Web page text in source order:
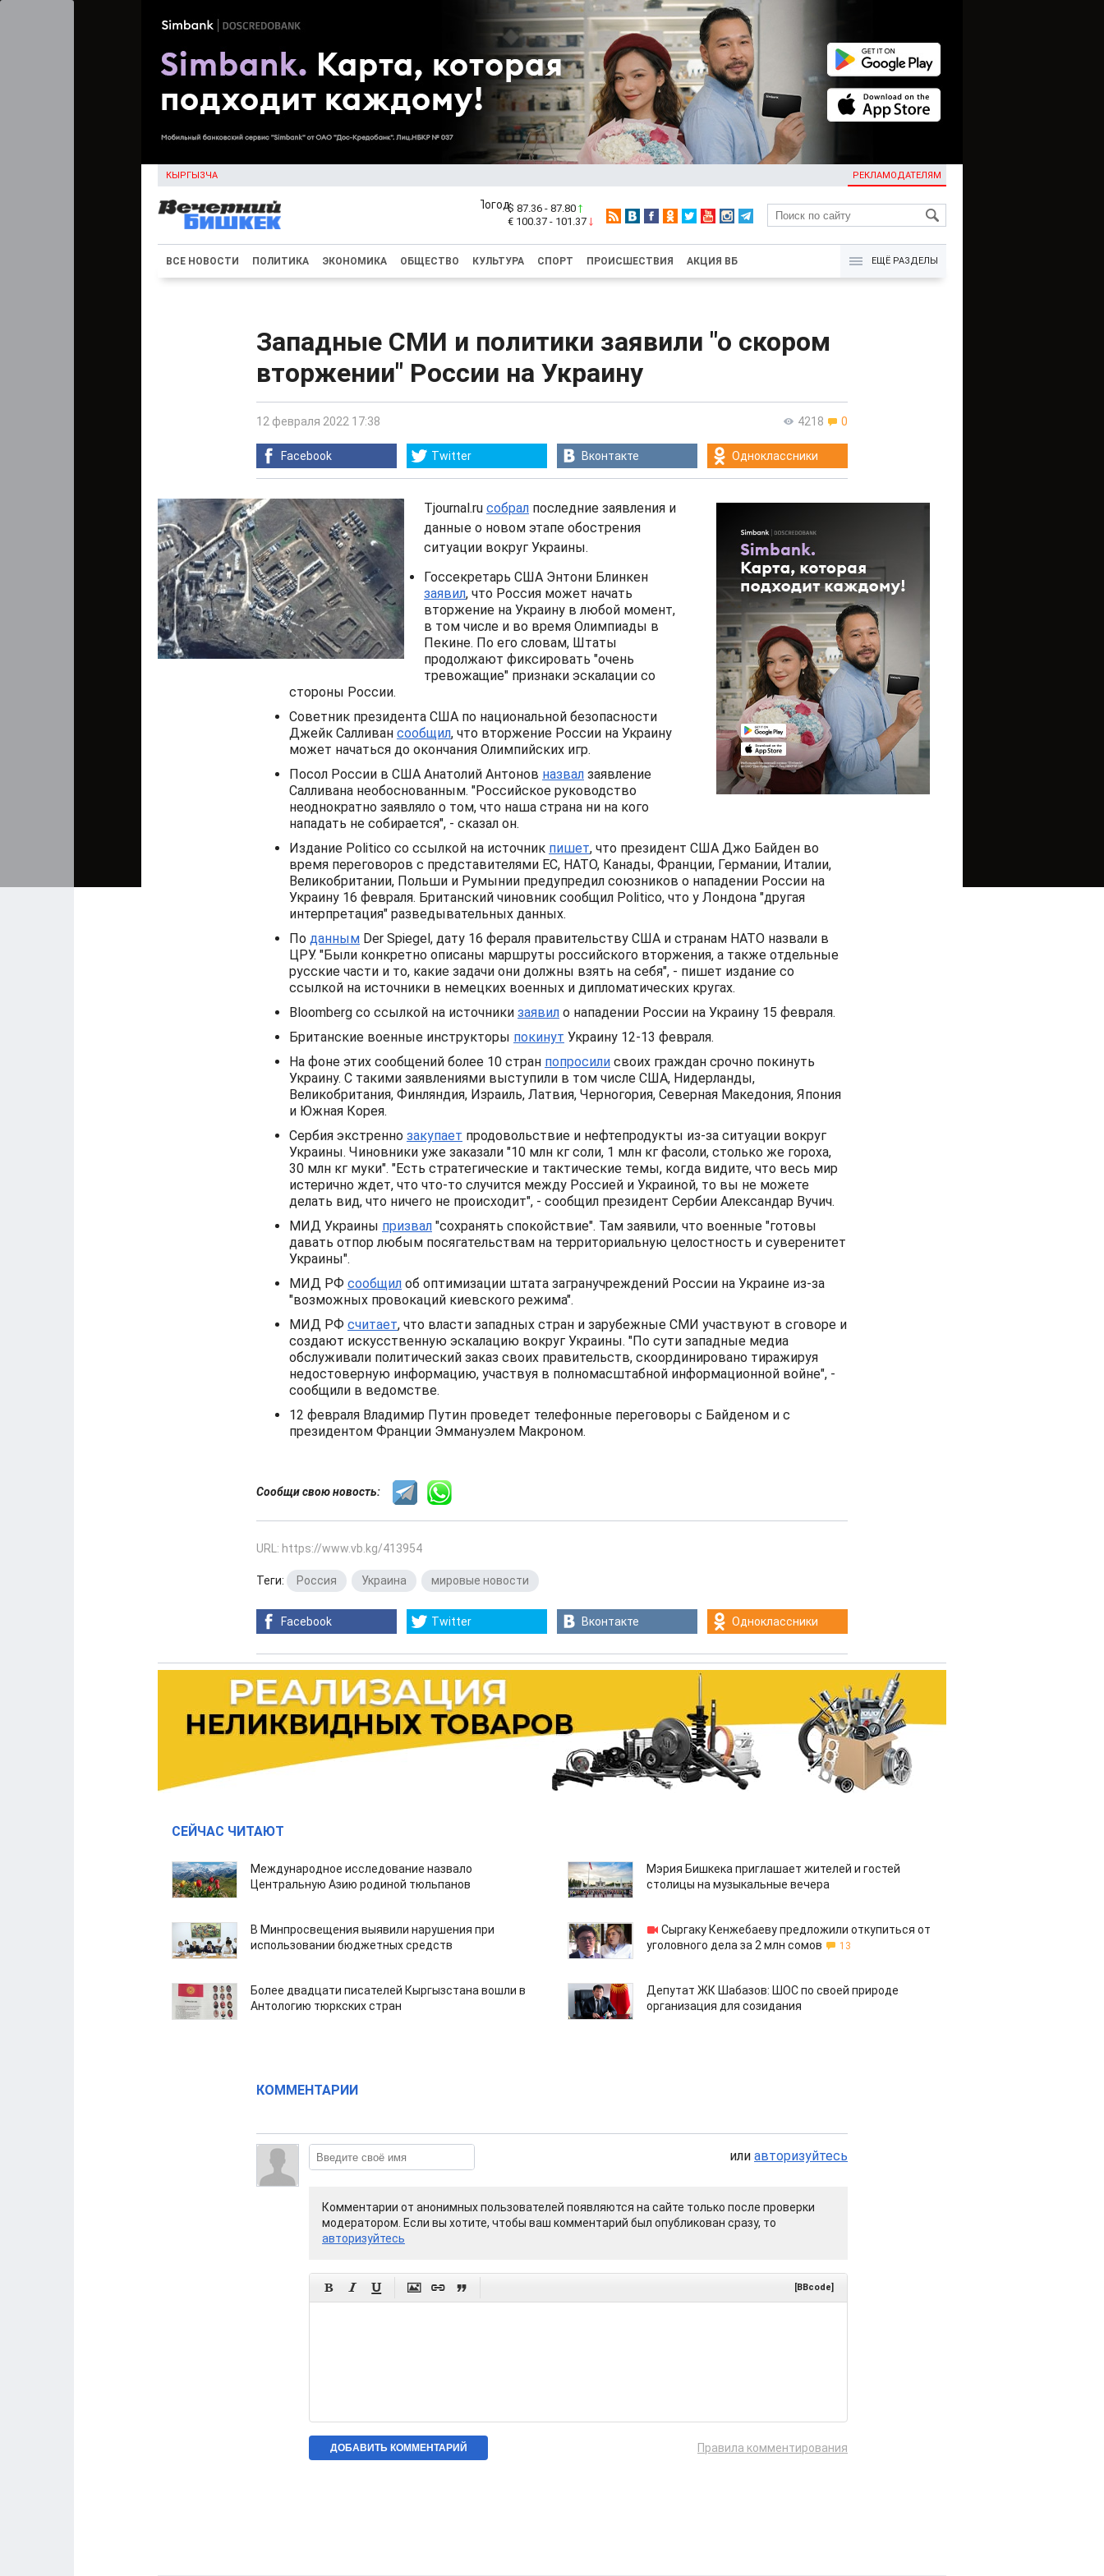
КЫРГЫЗЧА РЕКЛАМОДАТЕЛЯМ
KG
$ 87.36 - 87.80
€ 100.37 - 101.37
ВСЕ НОВОСТИ ПОЛИТИКА ЭКОНОМИКА ОБЩЕСТВО КУЛЬТУРА СПОРТ ПРОИСШЕСТВИЯ АКЦИЯ ВБ ЕЩЁ РАЗДЕЛЫ
Западные СМИ и политики заявили "о скором
вторжении" России на Украину
4218 0
12 февраля 2022 17:38
Facebook Twitter Вконтакте Одноклассники
Tjournal.ru cобрал последние заявления и
данные о новом этапе обострения
ситуации вокруг Украины.
Госсекретарь США Энтони Блинкен
заявил, что Россия может начать
вторжение на Украину в любой момент,
в том числе и во время Олимпиады в
Пекине. По его словам, Штаты
продолжают фиксировать "очень
тревожащие" признаки эскалации со
стороны России.
Советник президента США по национальной безопасности
Джейк Салливан сообщил, что вторжение России на Украину
может начаться до окончания Олимпийских игр.
Посол России в США Анатолий Антонов назвал заявление
Салливана необоснованным. "Российское руководство
неоднократно заявляло о том, что наша страна ни на кого
нападать не собирается", - сказал он.
Издание Politico со ссылкой на источник пишет, что президент США Джо Байден во
время переговоров с представителями ЕС, НАТО, Канады, Франции, Германии, Италии,
Великобритании, Польши и Румынии предупредил союзников о нападении России на
Украину 16 февраля. Британский чиновник сообщил Politico, что у Лондона "другая
интерпретация" разведывательных данных.
По данным Der Spiegel, дату 16 фераля правительству США и странам НАТО назвали в
ЦРУ. "Были конкретно описаны маршруты российского вторжения, а также отдельные
русские части и то, какие задачи они должны взять на себя", - пишет издание со
ссылкой на источники в немецких военных и дипломатических кругах.
Bloomberg со ссылкой на источники заявил о нападении России на Украину 15 февраля.
Британские военные инструкторы покинут Украину 12-13 февраля.
На фоне этих сообщений более 10 стран попросили своих граждан срочно покинуть
Украину. С такими заявлениями выступили в том числе США, Нидерланды,
Великобритания, Финляндия, Израиль, Латвия, Черногория, Северная Македония, Япония
и Южная Корея.
Сербия экстренно закупает продовольствие и нефтепродукты из-за ситуации вокруг
Украины. Чиновники уже заказали "10 млн кг соли, 1 млн кг фасоли, столько же гороха,
30 млн кг муки". "Есть стратегические и тактические темы, когда видите, что весь мир
истерично ждет, что что-то случится между Россией и Украиной, то вы не можете
делать вид, что ничего не происходит", - сообщил президент Сербии Александар Вучич.
МИД Украины призвал "сохранять спокойствие". Там заявили, что военные "готовы
давать отпор любым посягательствам на территориальную целостность и суверенитет
Украины".
МИД РФ сообщил об оптимизации штата загранучреждений России на Украине из-за
"возможных провокаций киевского режима".
МИД РФ считает, что власти западных стран и зарубежные СМИ участвуют в сговоре и
создают искусственную эскалацию вокруг Украины. "По сути западные медиа
обслуживали политический заказ своих правительств, скоординировано тиражируя
недостоверную информацию, участвуя в полномасштабной информационной войне", -
сообщили в ведомстве.
12 февраля Владимир Путин проведет телефонные переговоры с Байденом и с
президентом Франции Эммануэлем Макроном.
Сообщи свою новость:
URL: https://www.vb.kg/413954
Теги: Россия Украина мировые новости
Facebook Twitter Вконтакте Одноклассники
СЕЙЧАС ЧИТАЮТ
Международное исследование назвало
Центральную Азию родиной тюльпанов
Мэрия Бишкека приглашает жителей и гостей
столицы на музыкальные вечера
В Минпросвещения выявили нарушения при
использовании бюджетных средств
Сыргаку Кенжебаеву предложили откупиться от
уголовного дела за 2 млн сомов
13
Более двадцати писателей Кыргызстана вошли в
Антологию тюркских стран
Депутат ЖК Шабазов: ШОС по своей природе
организация для созидания
КОММЕНТАРИИ
или авторизуйтесь
Комментарии от анонимных пользователей появляются на сайте только после проверки
модератором. Если вы хотите, чтобы ваш комментарий был опубликован сразу, то
авторизуйтесь
      [BBcode]
Правила комментирования